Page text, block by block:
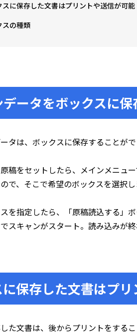
スに保存した文書はプリントや送信が可能
スの種類
ータをボックスに保
タは、ボックスに保存することがで
稿をセットしたら、メインメニュ
で、そこで希望のボックスを選択し
を指定したら、「原稿読込する」
スキャンがスタート。読み込みが
保存した文書はプ
た文書は、後からプリントをするこ